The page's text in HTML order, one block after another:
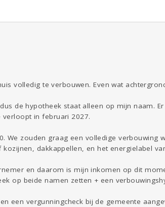
volledig te verbouwen. Even wat
de hypotheek staat alleen op mijn naam.
verloopt in februari 2027.
We zouden graag een volledige verbouwing
dakkappellen, en het energielabel
en daarom is mijn inkomen op dit
op beide namen zetten + een
een vergunningcheck bij de gemeente